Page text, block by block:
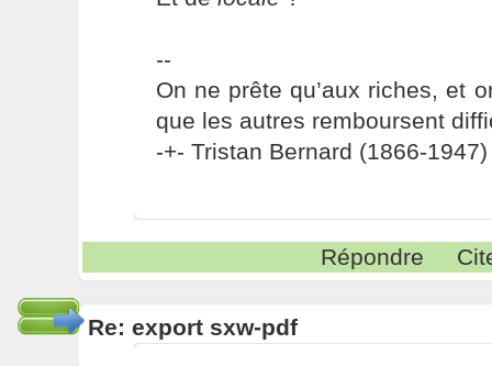
--
On ne prête qu’aux riches, et
que les autres remboursent
-+- Tristan Bernard (1866-1947)
Répondre
Re: export sxw-pdf